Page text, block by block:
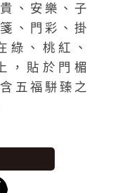
、安樂、子
、門彩、掛
綠、桃紅、
，貼於門楣
五福駢臻之